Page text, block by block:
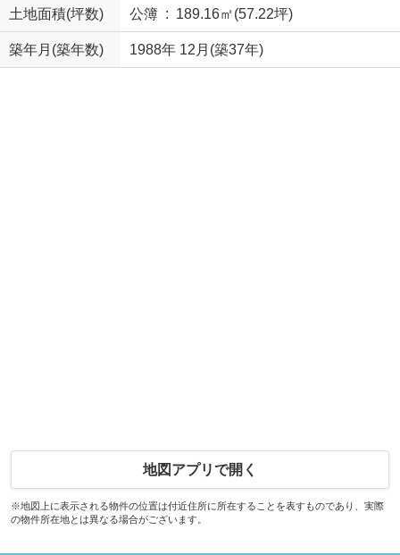
土地面積(坪数) 公簿 : 189.16㎡(57.22坪)
築年月(築年数) 1988年 12月(築37年)
地図アプリで開く
※地図上に表示される物件の位置は付近住所に所在することを表すものであり、実際
の物件所在地とは異なる場合がございます。